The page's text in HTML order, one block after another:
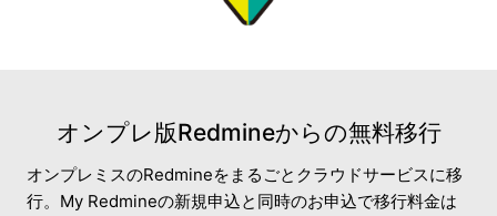
オンプレ版Redmineからの無料移行
オンプレミスのRedmineをまるごとクラウドサービスに移
行。My Redmineの新規申込と同時のお申込で移行料金は